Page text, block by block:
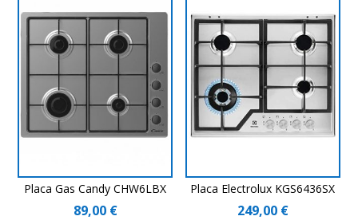
Placa Gas Candy CHW6LBX
89,00 €
Placa Electrolux KGS6436SX
249,00 €